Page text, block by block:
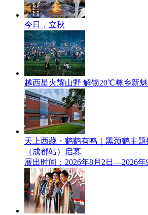
今日，立秋
越西星火耀山野 解锁20℃彝乡新魅
天上西藏・鹤鹤有鸣｜黑颈鹤主
（成都站）启幕
展出时间：2026年8月2日—2026年